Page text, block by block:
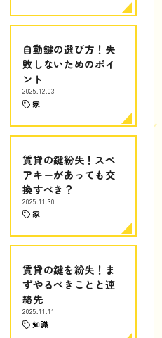
自動鍵の選び方！失
敗しないためのポイ
ント
2025.12.03
家
賃貸の鍵紛失！スペ
アキーがあっても交
換すべき？
2025.11.30
家
賃貸の鍵を紛失！ま
ずやるべきことと連
絡先
2025.11.11
知識